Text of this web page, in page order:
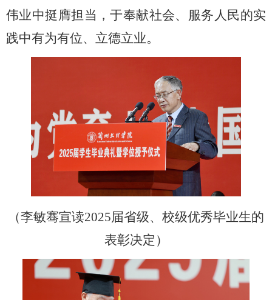
伟业中挺膺担当，于奉献社会、服务人民的实
践中有为有位、立德立业。
（李敏骞宣读2025届省级、校级优秀毕业生的
表彰决定）